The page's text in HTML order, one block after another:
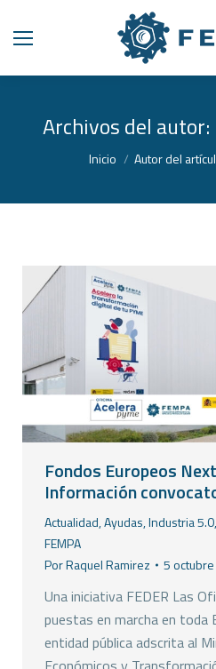
Archivos del autor:
Estás aquí:
Inicio Autor del
Fondos Europeos
Información
Actualidad,Ayudas,Industria 5.0,
FEMPA
PorRaquel Ramirez 5
Una iniciativa FEDER Las
puestas en marcha en toda
entidad pública adscrita al